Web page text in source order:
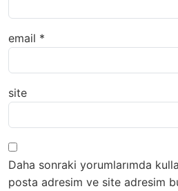
email *
site
Daha sonraki yorumlarımda
posta adresim ve site adresim